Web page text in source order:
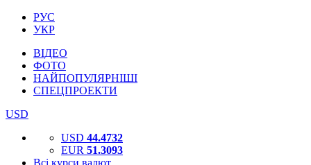
РУС
УКР
ВІДЕО
ФОТО
НАЙПОПУЛЯРНІШІ
СПЕЦПРОЕКТИ
USD
USD 44.4732
EUR 51.3093
Всі курси валют